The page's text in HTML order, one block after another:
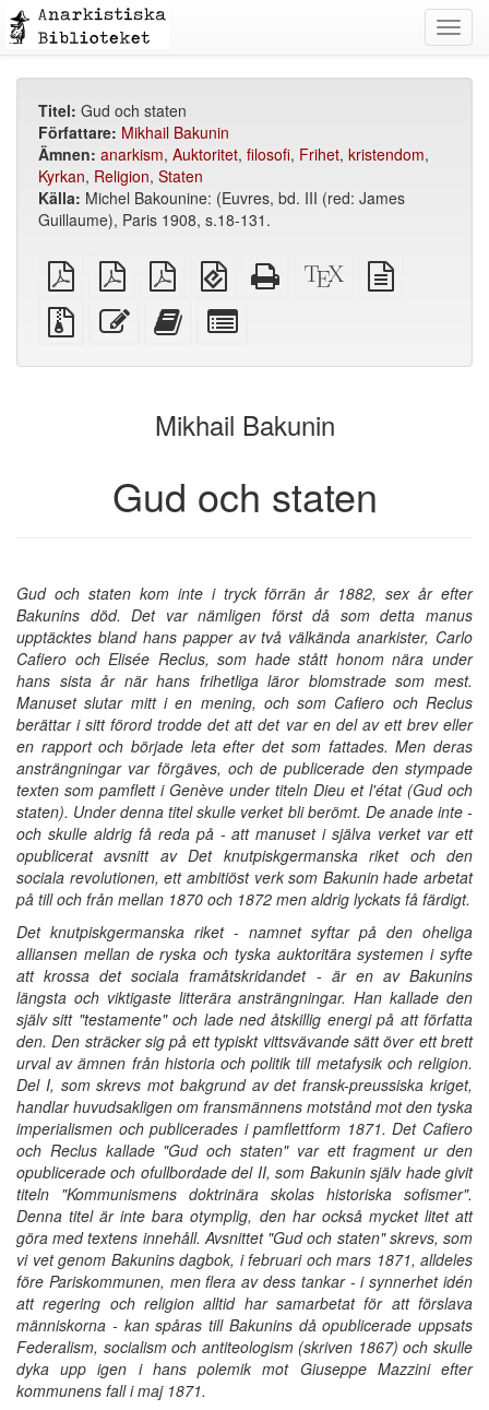
Titel: Gud och staten
Författare: Mikhail Bakunin
Ämnen: anarkism, Auktoritet, filosofi, Frihet, kristendom,
Kyrkan, Religion, Staten
Källa: Michel Bakounine: (Euvres, bd. III (red: James
Guillaume), Paris 1908, s.18-131.
plain
PDF
A4
imposed
PDF
Letter
imposed
PDF
EPUB
(för
mobila
enheter)
Fristående
HTML
XeLaTeX
källa
Källfiler
med
Redigera
denna
Lägg
text
bokskaparen
for
bookbuilder
Mikhail Bakunin
Gud och staten
Gud och staten kom inte i tryck förrän år 1882, sex år efter
Bakunins död. Det var nämligen först då som detta manus
upptäcktes bland hans papper av två välkända anarkister, Carlo
Cafiero och Elisée Reclus, som hade stått honom nära under
hans sista år när hans frihetliga läror blomstrade som mest.
Manuset slutar mitt i en mening, och som Cafiero och Reclus
berättar i sitt förord trodde det att det var en del av ett brev eller
en rapport och började leta efter det som fattades. Men deras
ansträngningar var förgäves, och de publicerade den stympade
texten som pamflett i Genève under titeln Dieu et l'état (Gud och
staten). Under denna titel skulle verket bli berömt. De anade inte -
och skulle aldrig få reda på - att manuset i själva verket var ett
opublicerat avsnitt av Det knutpiskgermanska riket och den
sociala revolutionen, ett ambitiöst verk som Bakunin hade arbetat
på till och från mellan 1870 och 1872 men aldrig lyckats få färdigt.
Det knutpiskgermanska riket - namnet syftar på den oheliga
alliansen mellan de ryska och tyska auktoritära systemen i syfte
att krossa det sociala framåtskridandet - är en av Bakunins
längsta och viktigaste litterära ansträngningar. Han kallade den
själv sitt "testamente" och lade ned åtskillig energi på att författa
den. Den sträcker sig på ett typiskt vittsvävande sätt över ett brett
urval av ämnen från historia och politik till metafysik och religion.
Del I, som skrevs mot bakgrund av det fransk-preussiska kriget,
handlar huvudsakligen om fransmännens motstånd mot den tyska
imperialismen och publicerades i pamflettform 1871. Det Cafiero
och Reclus kallade "Gud och staten" var ett fragment ur den
opublicerade och ofullbordade del II, som Bakunin själv hade givit
titeln "Kommunismens doktrinära skolas historiska sofismer".
Denna titel är inte bara otymplig, den har också mycket litet att
göra med textens innehåll. Avsnittet "Gud och staten" skrevs, som
vi vet genom Bakunins dagbok, i februari och mars 1871, alldeles
före Pariskommunen, men flera av dess tankar - i synnerhet idén
att regering och religion alltid har samarbetat för att förslava
människorna - kan spåras till Bakunins då opublicerade uppsats
Federalism, socialism och antiteologism (skriven 1867) och skulle
dyka upp igen i hans polemik mot Giuseppe Mazzini efter
kommunens fall i maj 1871.